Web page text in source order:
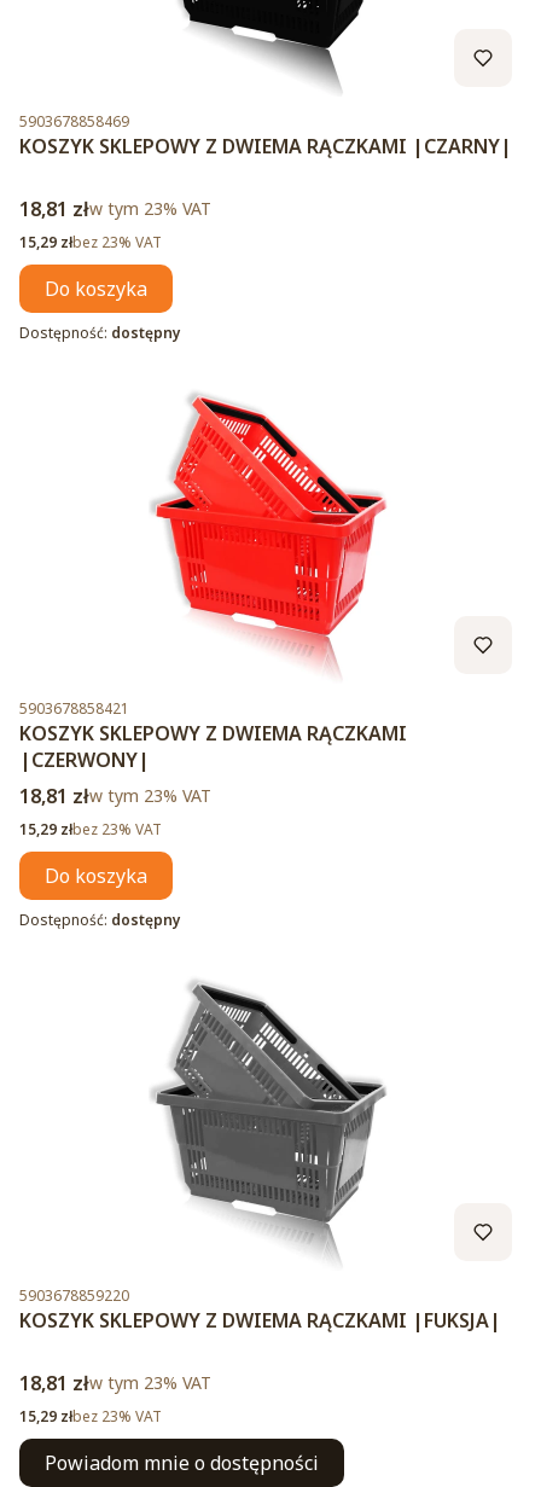
Kod produktu
5903678858469
KOSZYK SKLEPOWY Z DWIEMA RĄCZKAMI |CZARNY|
Cena brutto
18,81 złw tym %s VAT
w tym 23% VAT
Cena netto
15,29 złbez 23% VAT
Do koszyka
Dostępność: dostępny
Kod produktu
5903678858421
KOSZYK SKLEPOWY Z DWIEMA RĄCZKAMI
|CZERWONY|
Cena brutto
18,81 złw tym %s VAT
w tym 23% VAT
Cena netto
15,29 złbez 23% VAT
Do koszyka
Dostępność: dostępny
Kod produktu
5903678859220
KOSZYK SKLEPOWY Z DWIEMA RĄCZKAMI |FUKSJA|
Cena brutto
18,81 złw tym %s VAT
w tym 23% VAT
Cena netto
15,29 złbez 23% VAT
Powiadom mnie o dostępności